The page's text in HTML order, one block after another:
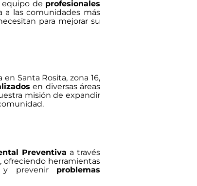
de profesionales
a las comunidades más
para mejorar su
Santa Rosita, zona 16,
en diversas áreas
misión de expandir
Preventiva a través
ofreciendo herramientas
y prevenir problemas